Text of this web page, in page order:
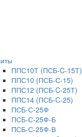
ППС10Т (ПСБ-C-15Т)
ППС10 (ПСБ-С-15)
ППС12 (ПСБ-C-25Т)
ППС14 (ПСБ-C-25)
ПСБ-С-25Ф
ПСБ-С-25Ф-Б
ПСБ-С-25Ф-В